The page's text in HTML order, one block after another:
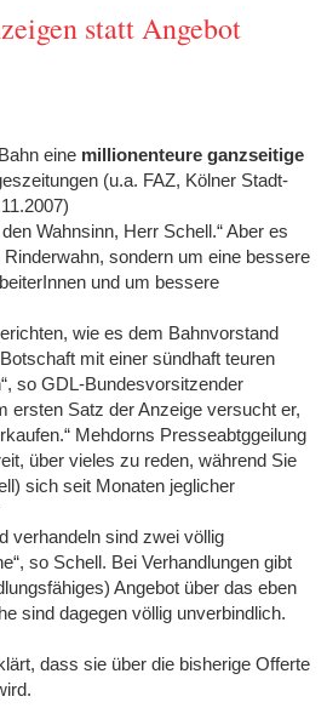
statt Angebot
eine millionenteureganzseitige
(u.a. FAZ, Kölner Stadt-
Wahnsinn, Herr Schell.“ Aber es
sondern um eine bessere
und um bessere
wie es dem Bahnvorstand
mit einer sündhaft teuren
so GDL-Bundesvorsitzender
ersten Satz der Anzeige versucht er,
Mehdorns Presseabtggeilung
über vieles zu reden, während Sie
sich seit Monaten jeglicher
verhandeln sind zwei völlig
so Schell. Bei Verhandlungen gibt
Angebot über das eben
sind dagegen völlig unverbindlich.
dass sie über die bisherige Offerte